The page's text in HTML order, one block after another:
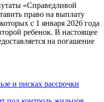
«Справедливой
право на выплату
с 1 января 2026 года
ребенок. В настоящее
на погашение
и рисках рассрочки